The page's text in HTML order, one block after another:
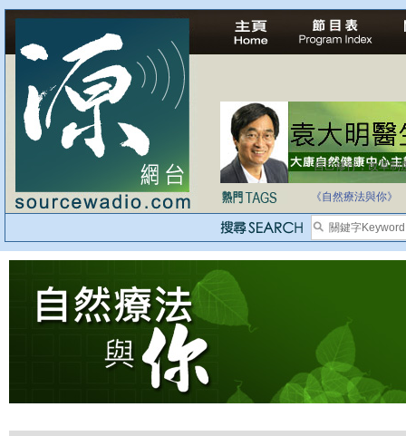
自己修行，改革制
《自然療法與你》